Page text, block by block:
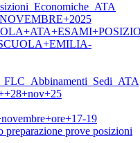
19
preparazione prove posizioni